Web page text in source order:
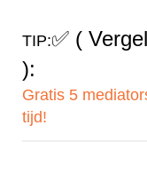
TIP:✅ (
):
Gratis 5
tijd!